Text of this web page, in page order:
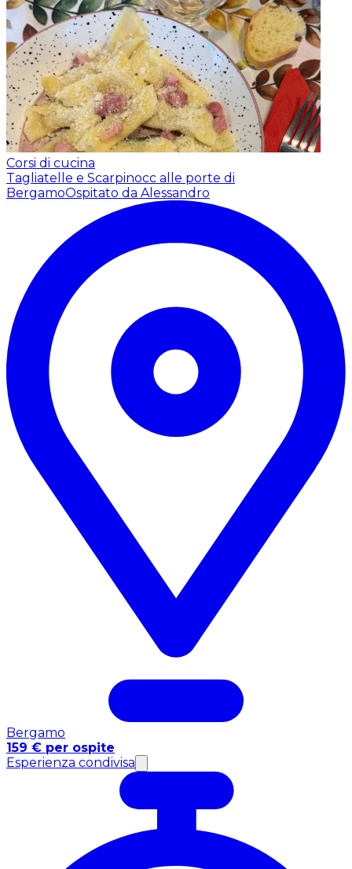
Corsi di cucina
Tagliatelle e Scarpinocc alle porte di
BergamoOspitato da Alessandro
Bergamo
159 € per ospite
Esperienza condivisa